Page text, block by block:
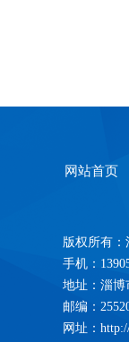
网站首页
版权所有：
手机：
地址：淄博
邮编：
网址：